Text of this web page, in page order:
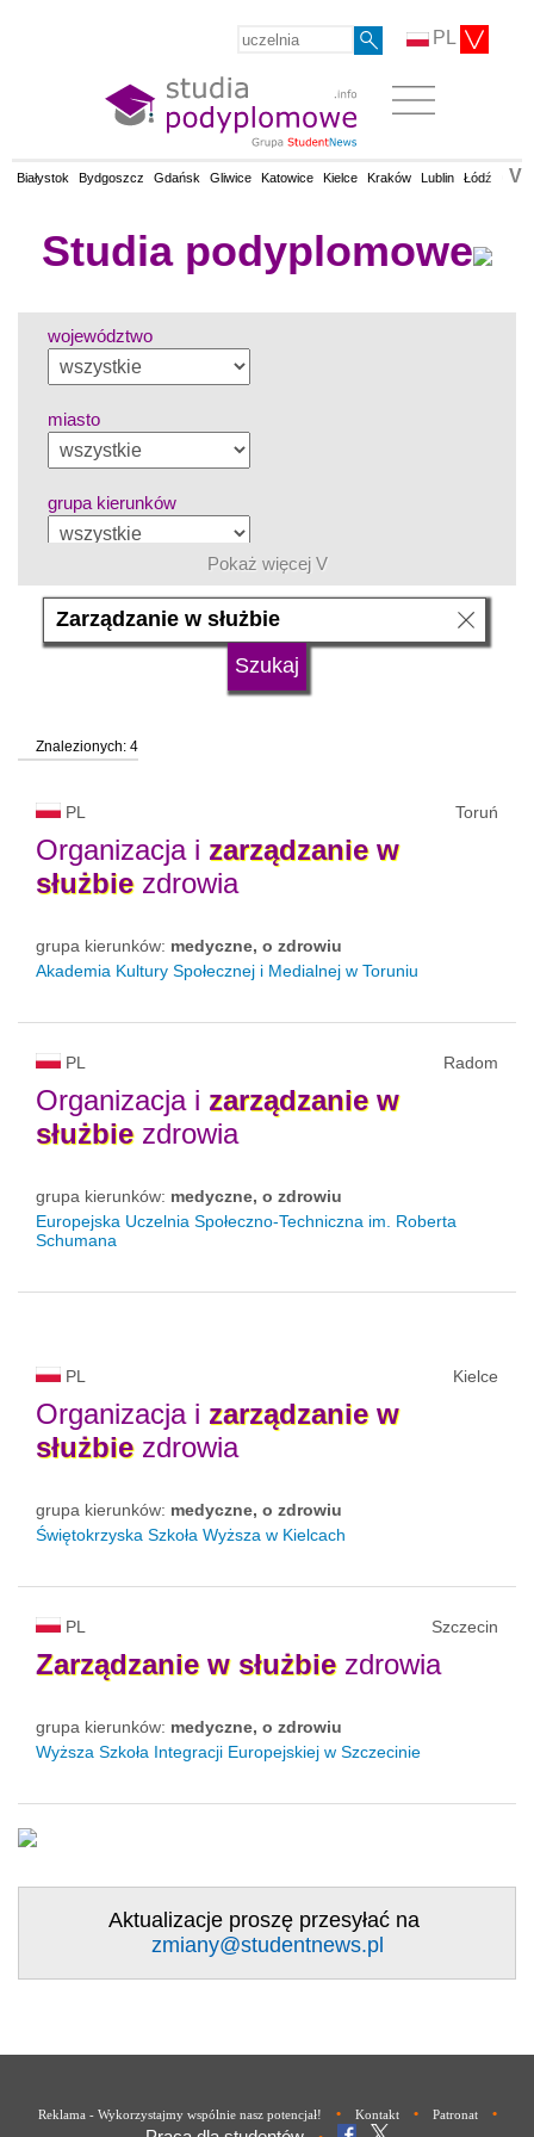
PL
Białystok Bydgoszcz Gdańsk Gliwice Katowice Kielce Kraków Lublin Łódź V
Studia podyplomowe
województwo
miasto
grupa kierunków
język
status uczelni
Pokaż więcej V
Znalezionych: 4
PL Toruń
Organizacja i zarządzanie w
służbiezdrowia
grupa kierunków: medyczne, o zdrowiu
Akademia Kultury Społecznej i Medialnej w Toruniu
PL Radom
Organizacja i zarządzanie w
służbiezdrowia
grupa kierunków: medyczne, o zdrowiu
Europejska Uczelnia Społeczno-Techniczna im. Roberta
Schumana
PL Kielce
Organizacja i zarządzanie w
służbiezdrowia
grupa kierunków: medyczne, o zdrowiu
Świętokrzyska Szkoła Wyższa w Kielcach
PL Szczecin
Zarządzanie w służbiezdrowia
grupa kierunków: medyczne, o zdrowiu
Wyższa Szkoła Integracji Europejskiej w Szczecinie
Aktualizacje proszę przesyłać na
zmiany@studentnews.pl
Reklama - Wykorzystajmy wspólnie nasz potencjał! • Kontakt • Patronat •